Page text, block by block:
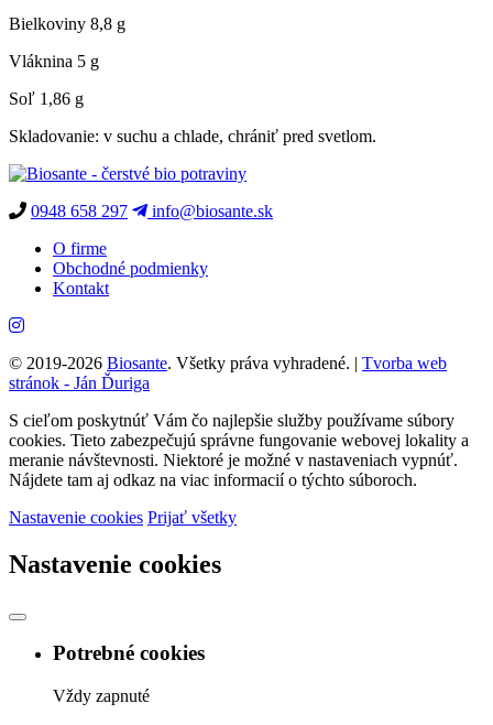
Bielkoviny 8,8 g
Vláknina 5 g
Soľ 1,86 g
Skladovanie: v suchu a chlade, chrániť pred svetlom.
0948 658 297
info@biosante.sk
O firme
Obchodné podmienky
Kontakt
© 2019-2026 Biosante. Všetky práva vyhradené. | Tvorba web
stránok - Ján Ďuriga
S cieľom poskytnúť Vám čo najlepšie služby používame súbory
cookies. Tieto zabezpečujú správne fungovanie webovej lokality a
meranie návštevnosti. Niektoré je možné v nastaveniach vypnúť.
Nájdete tam aj odkaz na viac informacií o týchto súboroch.
Nastavenie cookies Prijať všetky
Nastavenie cookies
Potrebné cookies
Vždy zapnuté